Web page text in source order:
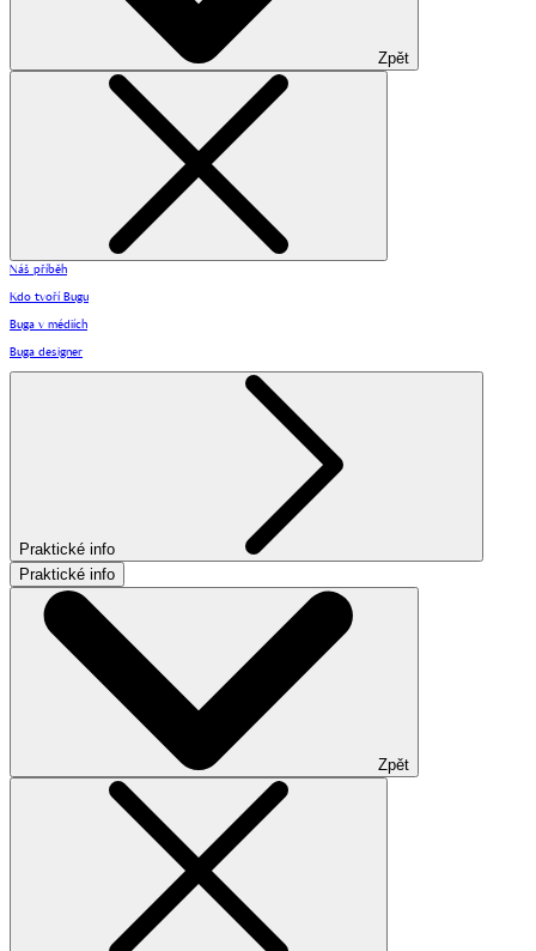
Zpět
Náš příběh
Kdo tvoří Bugu
Buga v médiích
Buga designer
Praktické info
Praktické info
Zpět